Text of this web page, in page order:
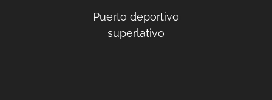
Puerto deportivo
superlativo